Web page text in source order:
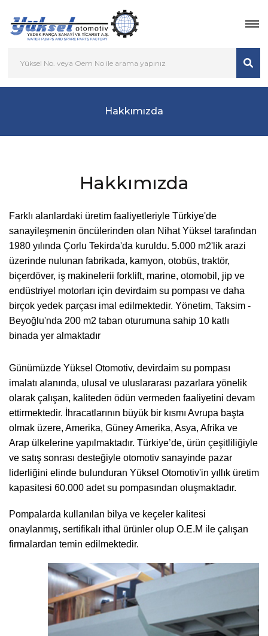
Hakkımızda
Hakkımızda
Farklı alanlardaki üretim faaliyetleriyle Türkiye'de
sanayileşmenin öncülerinden olan Nihat Yüksel tarafından
1980 yılında Çorlu Tekirda'da kuruldu. 5.000 m2'lik arazi
üzerinde nulunan fabrikada, kamyon, otobüs, traktör,
biçerdöver, iş makinelerii forklift, marine, otomobil, jip ve
endüstriyel motorları için devirdaim su pompası ve daha
birçok yedek parçası imal edilmektedir. Yönetim, Taksim -
Beyoğlu'nda 200 m2 taban oturumuna sahip 10 katlı
binada yer almaktadır
Günümüzde Yüksel Otomotiv, devirdaim su pompası
imalatı alanında, ulusal ve uluslararası pazarlara yönelik
olarak çalışan, kaliteden ödün vermeden faaliyetini devam
ettirmektedir. İhracatlarının büyük bir kısmı Avrupa başta
olmak üzere, Amerika, Güney Amerika, Asya, Afrika ve
Arap ülkelerine yapılmaktadır. Türkiye’de, ürün çeşitliliğiyle
ve satış sonrası desteğiyle otomotiv sanayinde pazar
liderliğini elinde bulunduran Yüksel Otomotiv'in yıllık üretim
kapasitesi 60.000 adet su pompasından oluşmaktadır.
Pompalarda kullanılan bilya ve keçeler kalitesi
onaylanmış, sertifikalı ithal ürünler olup O.E.M ile çalışan
firmalardan temin edilmektedir.